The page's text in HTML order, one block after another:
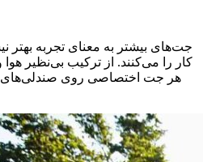
جت‌های بیشتر به معنای تجربه بهتر
کار را می‌کنند. از ترکیب بی‌نظیر
هر جت اختصاصی روی صندلی‌های